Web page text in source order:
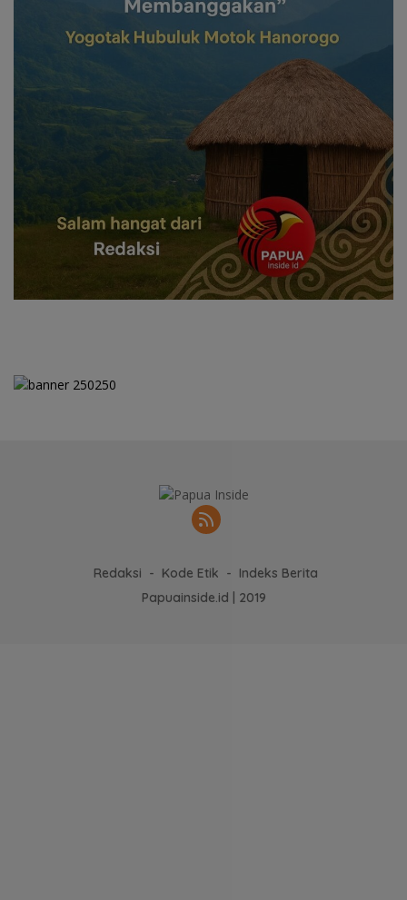
Redaksi Kode Etik
Indeks Berita
Papuainside.id | 2019